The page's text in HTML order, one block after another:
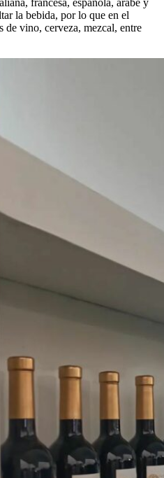
la bebida, por lo que en el
de vino, cerveza, mezcal, entre